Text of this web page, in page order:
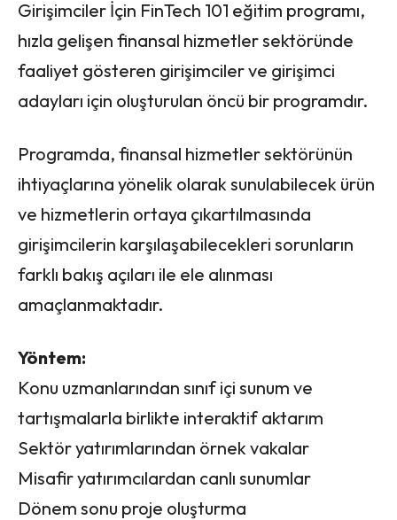
Girişimciler İçin FinTech 101 eğitim programı,
hızla gelişen finansal hizmetler sektöründe
faaliyet gösteren girişimciler ve girişimci
adayları için oluşturulan öncü bir programdır.
Programda, finansal hizmetler sektörünün
ihtiyaçlarına yönelik olarak sunulabilecek ürün
ve hizmetlerin ortaya çıkartılmasında
girişimcilerin karşılaşabilecekleri sorunların
farklı bakış açıları ile ele alınması
amaçlanmaktadır.
Yöntem:
Konu uzmanlarından sınıf içi sunum ve
tartışmalarla birlikte interaktif aktarım
Sektör yatırımlarından örnek vakalar
Misafir yatırımcılardan canlı sunumlar
Dönem sonu proje oluşturma